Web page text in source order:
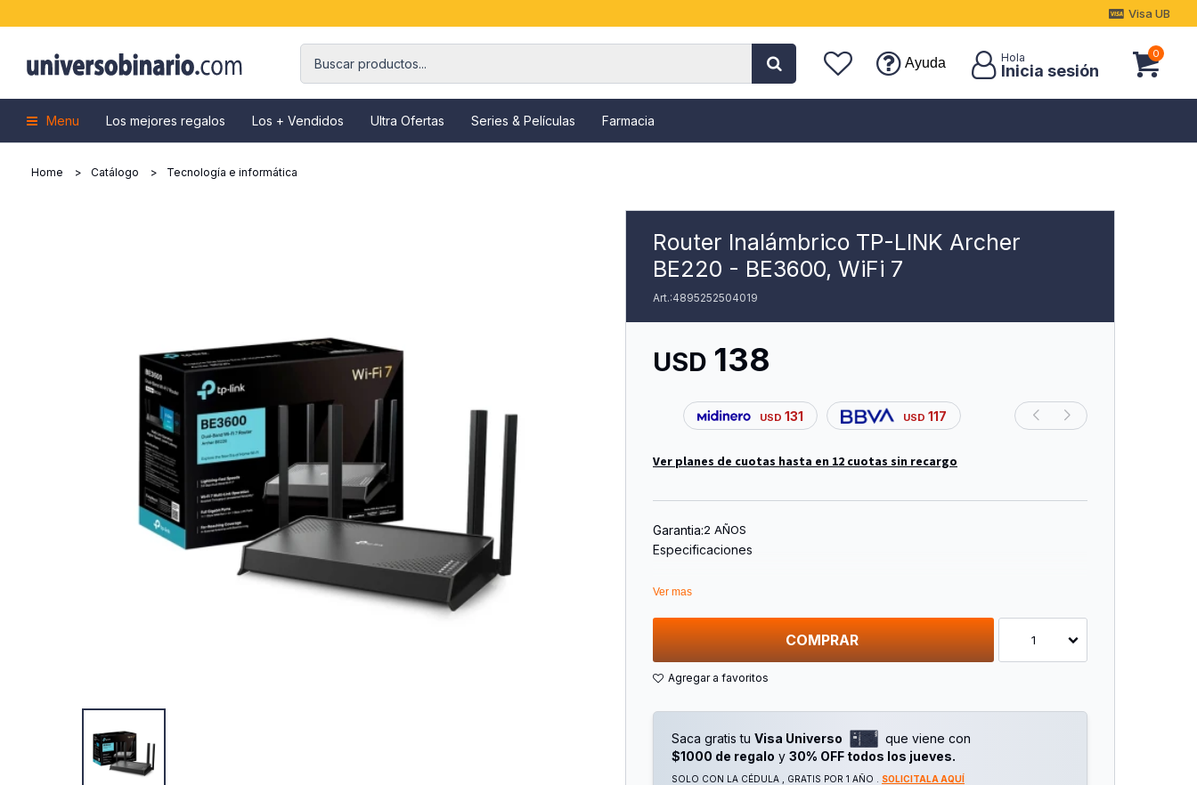
Menu Los mejores regalos Los + Vendidos Ultra Ofertas Series & Películas Farmacia
Ayuda
0
Visa UB
Home Catálogo Tecnología e informática
Router Inalámbrico TP-LINK Archer
BE220 - BE3600, WiFi 7
4895252504019
USD 138
USD 131 USD 117
Ver planes de cuotas hasta en 12 cuotas sin recargo
Garantia:2 AÑOS
Especificaciones
Marca: Tp-Link
Tipo: Router Wifi Dual Band
Ancho De Banda: 688 Mbps En 2.4ghz Y 2882 Mbps En 5ghz
Antenas: 4 Externas
1 Wan/Lan Gigabit
Ver mas
COMPRAR 1
Saca gratis tu Visa Universo
que viene con
$1000 de regalo y 30% OFF todos los jueves.
SOLO CON LA CÉDULA , GRATIS POR 1 AÑO . SOLICITALA AQUÍ